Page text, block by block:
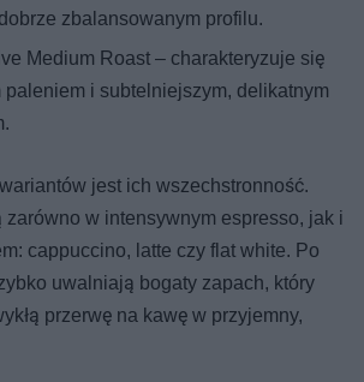
zbalansowanym profilu.
Medium Roast – charakteryzuje się
paleniem i subtelniejszym, delikatnym
jest ich wszechstronność.
w intensywnym espresso, jak i
cappuccino, latte czy flat white. Po
uwalniają bogaty zapach, który
przerwę na kawę w przyjemny,